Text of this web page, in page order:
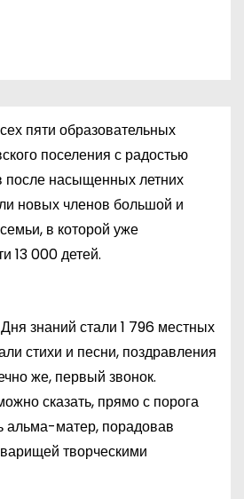
пяти образовательных
поселения с радостью
после насыщенных летних
новых членов большой и
в которой уже
13 000 детей.
знаний стали 1 796 местных
стихи и песни, поздравления
же, первый звонок.
сказать, прямо с порога
альма-матер, порадовав
творческими